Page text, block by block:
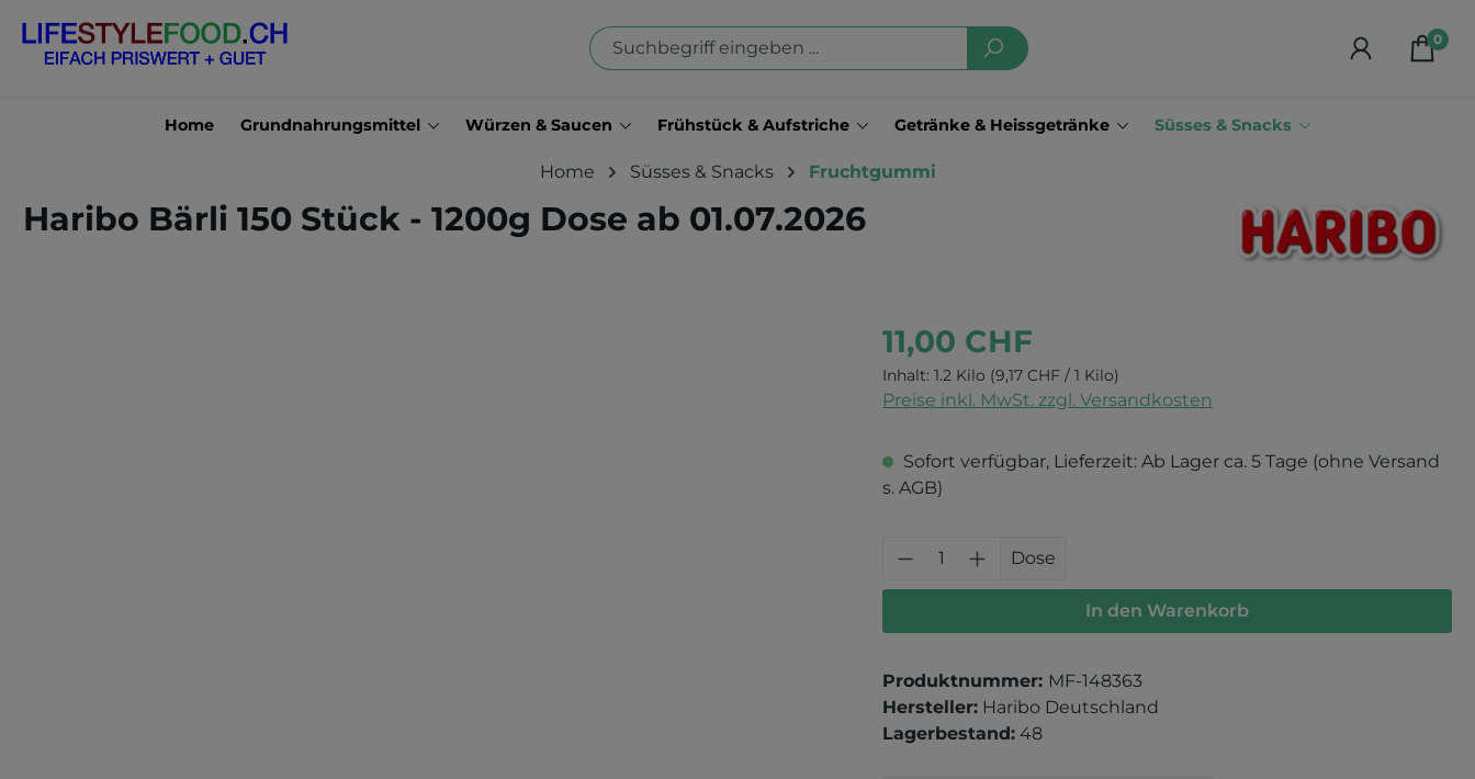
Zur Suche springen
0
Home Grundnahrungsmittel Würzen & Saucen Frühstück & Aufstriche Getränke & Heissgetränke Süsses & Snacks
Home Süsses & Snacks Fruchtgummi
Haribo Bärli 150 Stück - 1200g Dose ab 01.07.2026
11,00 CHF
Inhalt: 1.2 Kilo (9,17 CHF / 1 Kilo)
Preise inkl. MwSt. zzgl. Versandkosten
Sofort verfügbar, Lieferzeit: Ab Lager ca. 5 Tage (ohne Versand
s. AGB)
Produkt Anzahl: Gib den gewünschten
Dose
In den Warenkorb
Produktnummer: MF-148363
Hersteller: Haribo Deutschland
Lagerbestand: 48